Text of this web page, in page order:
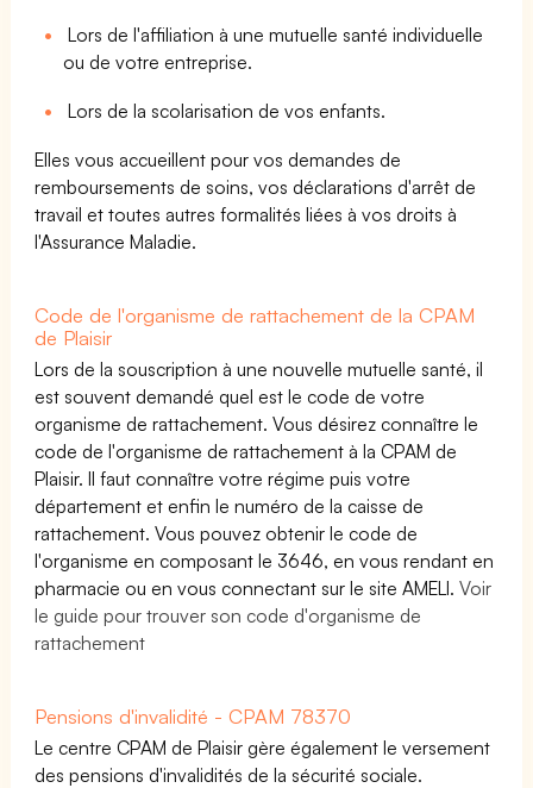
Lors de l'affiliation à une mutuelle santé individuelle
ou de votre entreprise.
Lors de la scolarisation de vos enfants.
Elles vous accueillent pour vos demandes de
remboursements de soins, vos déclarations d'arrêt de
travail et toutes autres formalités liées à vos droits à
l'Assurance Maladie.
Code de l'organisme de rattachement de la CPAM
de Plaisir
Lors de la souscription à une nouvelle mutuelle santé, il
est souvent demandé quel est le code de votre
organisme de rattachement. Vous désirez connaître le
code de l'organisme de rattachement à la CPAM de
Plaisir. Il faut connaître votre régime puis votre
département et enfin le numéro de la caisse de
rattachement. Vous pouvez obtenir le code de
l'organisme en composant le 3646, en vous rendant en
pharmacie ou en vous connectant sur le site AMELI.Voir
le guide pour trouver son code d'organisme de
rattachement
Pensions d'invalidité - CPAM 78370
Le centre CPAM de Plaisir gère également le versement
des pensions d'invalidités de la sécurité sociale.